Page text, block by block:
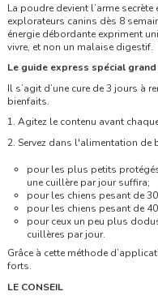
La poudre devient l’arme
explorateurs canins dès 8
énergie débordante expriment
vivre, et non un malaise digestif.
Le guide express spécial grand
Il s’agit d’une cure de 3 jours à
bienfaits.
1. Agitez le contenu avant
2. Servez dans l'alimentation de
pour les plus petits
une cuillère par jour suffira;
pour les chiens pesant de
pour les chiens pesant de
pour ceux un peu plus
cuillères par jour.
Grâce à cette méthode
forts.
LE CONSEIL